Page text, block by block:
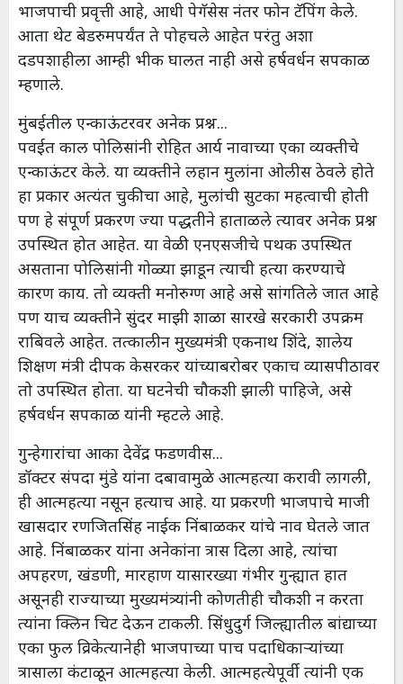
भाजपाची प्रवृत्ती आहे, आधी पेगॅसेस नंतर फोन टॅपिंग केले.
आता थेट बेडरुमपर्यंत ते पोहचले आहेत परंतु अशा
दडपशाहीला आम्ही भीक घालत नाही असे हर्षवर्धन सपकाळ
म्हणाले.
मुंबईतील एन्काऊंटरवर अनेक प्रश्न...
पवईत काल पोलिसांनी रोहित आर्य नावाच्या एका व्यक्तीचे
एन्काऊंटर केले. या व्यक्तीने लहान मुलांना ओलीस ठेवले होते
हा प्रकार अत्यंत चुकीचा आहे, मुलांची सुटका महत्वाची होती
पण हे संपूर्ण प्रकरण ज्या पद्धतीने हाताळले त्यावर अनेक प्रश्न
उपस्थित होत आहेत. या वेळी एनएसजीचे पथक उपस्थित
असताना पोलिसांनी गोळ्या झाडून त्याची हत्या करण्याचे
कारण काय. तो व्यक्ती मनोरुग्ण आहे असे सांगतिले जात आहे
पण याच व्यक्तीने सुंदर माझी शाळा सारखे सरकारी उपक्रम
राबिवले आहेत. तत्कालीन मुख्यमंत्री एकनाथ शिंदे, शालेय
शिक्षण मंत्री दीपक केसरकर यांच्याबरोबर एकाच व्यासपीठावर
तो उपस्थित होता. या घटनेची चौकशी झाली पाहिजे, असे
हर्षवर्धन सपकाळ यांनी म्हटले आहे.
गुन्हेगारांचा आका देवेंद्र फडणवीस...
डॉक्टर संपदा मुंडे यांना दबावामुळे आत्महत्या करावी लागली,
ही आत्महत्या नसून हत्याच आहे. या प्रकरणी भाजपाचे माजी
खासदार रणजितसिंह नाईक निंबाळकर यांचे नाव घेतले जात
आहे. निंबाळकर यांना अनेकांना त्रास दिला आहे, त्यांचा
अपहरण, खंडणी, मारहाण यासारख्या गंभीर गुन्ह्यात हात
असूनही राज्याच्या मुख्यमंत्र्यांनी कोणतीही चौकशी न करता
त्यांना क्लिन चिट देऊन टाकली. सिंधुदुर्ग जिल्ह्यातील बांद्याच्या
एका फुल व्रिकेत्यानेही भाजपाच्या पाच पदाधिकाऱ्यांच्या
त्रासाला कंटाळून आत्महत्या केली. आत्महत्येपूर्वी त्यांनी एक